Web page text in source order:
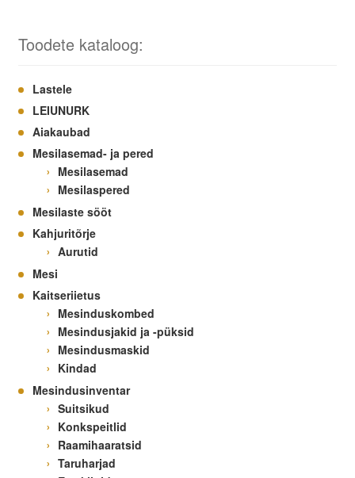
Toodete kataloog:
Lastele
LEIUNURK
Aiakaubad
Mesilasemad- ja pered
Mesilasemad
Mesilaspered
Mesilaste sööt
Kahjuritõrje
Aurutid
Mesi
Kaitseriietus
Mesinduskombed
Mesindusjakid ja -püksid
Mesindusmaskid
Kindad
Mesindusinventar
Suitsikud
Konkspeitlid
Raamihaaratsid
Taruharjad